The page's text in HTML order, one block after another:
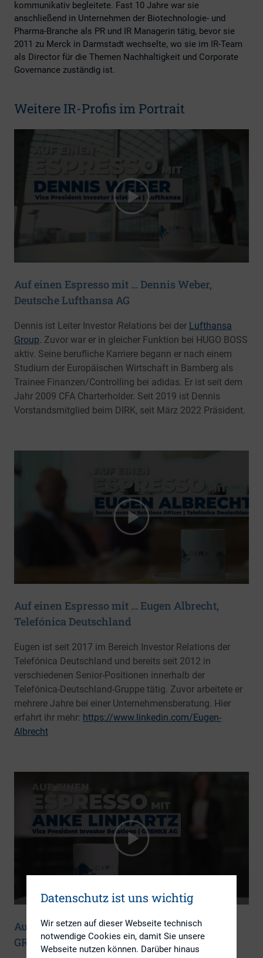
kommunikativ begleitete. Fast 10 Jahre war sie
anschließend in Unternehmen der Biotechnologie- und
Pharma-Branche als PR und IR Managerin tätig, bevor sie
2011 zu Merck in Darmstadt wechselte, wo sie im IR-Team
als Director für die Themen Nachhaltigkeit und Corporate
Governance zuständig ist.
Weitere IR-Profis im Portrait
Auf einen Espresso mit … Dennis Weber,
Deutsche Lufthansa AG
Dennis ist Leiter Investor Relations bei der Lufthansa
Group. Zuvor war er in gleicher Funktion bei HUGO BOSS
aktiv. Seine berufliche Karriere begann er nach einem
Studium der Europäischen Wirtschaft in Bamberg als
Trainee Finanzen/Controlling bei adidas. Er ist seit dem
Jahr 2009 CFA Charterholder. Seit 2019 ist Dennis
Vorstandsmitglied beim DIRK, seit März 2022 Präsident.
Auf einen Espresso mit … Eugen Albrecht,
Telefónica Deutschland
Eugen ist seit 2017 im Bereich Investor Relations der
Telefónica Deutschland und bereits seit 2012 in
verschiedenen Senior-Positionen innerhalb der
Telefónica-Deutschland-Gruppe tätig. Zuvor arbeitete er
mehrere Jahre bei einer Unternehmensberatung. Hier
erfahrt ihr mehr: https://www.linkedin.com/Eugen-
Albrecht
Auf einen Espresso mit … Anke Linnartz,
GRENKE AG
Datenschutz ist uns wichtig
Wir setzen auf dieser Webseite technisch
notwendige Cookies ein, damit Sie unsere
Webseite nutzen können. Darüber hinaus